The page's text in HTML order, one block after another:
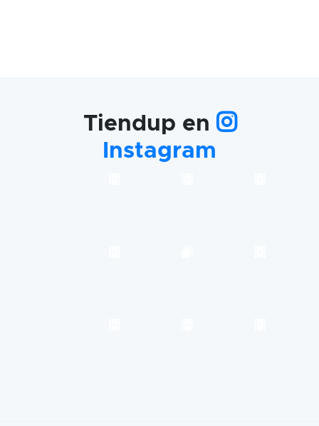
Tiendup en
Instagram